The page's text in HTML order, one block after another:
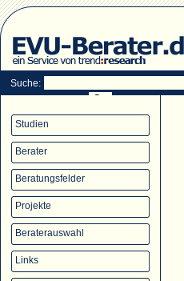
Suche:
Studien
Berater
Beratungsfelder
Projekte
Beraterauswahl
Links